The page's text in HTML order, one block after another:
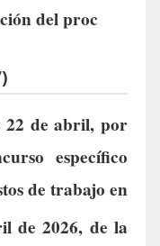
del proc
22 de abril, por
específico
de trabajo en
de 2026, de la